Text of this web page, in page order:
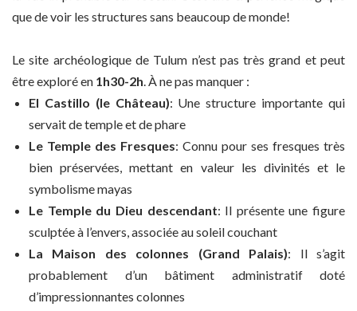
que de voir les structures sans beaucoup de monde!
Le site archéologique de Tulum n’est pas très grand et peut
être exploré en 1h30-2h. À ne pas manquer :
El Castillo (le Château): Une structure importante qui
servait de temple et de phare
Le Temple des Fresques: Connu pour ses fresques très
bien préservées, mettant en valeur les divinités et le
symbolisme mayas
Le Temple du Dieu descendant: Il présente une figure
sculptée à l’envers, associée au soleil couchant
La Maison des colonnes (Grand Palais): Il s’agit
probablement d’un bâtiment administratif doté
d’impressionnantes colonnes